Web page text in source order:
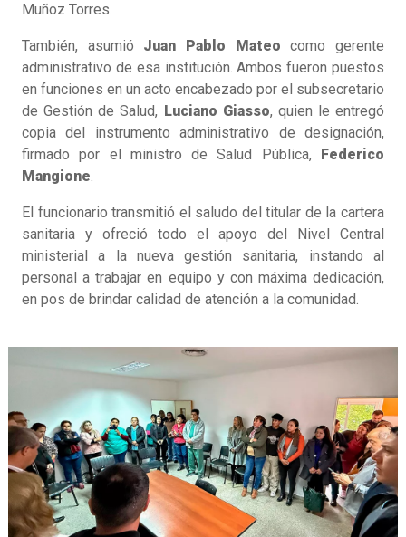
Muñoz Torres.
También, asumió Juan Pablo Mateo como gerente
administrativo de esa institución. Ambos fueron puestos
en funciones en un acto encabezado por el subsecretario
de Gestión de Salud, Luciano Giasso, quien le entregó
copia del instrumento administrativo de designación,
firmado por el ministro de Salud Pública, Federico
Mangione.
El funcionario transmitió el saludo del titular de la cartera
sanitaria y ofreció todo el apoyo del Nivel Central
ministerial a la nueva gestión sanitaria, instando al
personal a trabajar en equipo y con máxima dedicación,
en pos de brindar calidad de atención a la comunidad.